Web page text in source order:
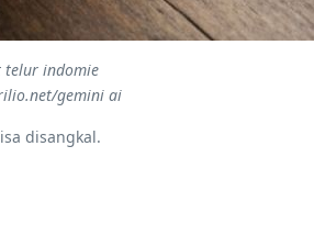
telur indomie
gemini ai
disangkal.